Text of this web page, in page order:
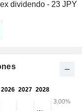
como
de información y
periféricos
gestiona una
dividendo - 23 JPY